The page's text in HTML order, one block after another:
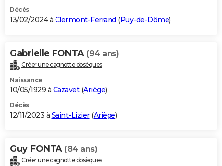
Décès
13/02/2024 à Clermont-Ferrand (Puy-de-Dôme)
Gabrielle FONTA (94 ans)
Créer une cagnotte obsèques
Naissance
10/05/1929 à Cazavet(Ariège)
Décès
12/11/2023 à Saint-Lizier(Ariège)
Guy FONTA (84 ans)
Créer une cagnotte obsèques